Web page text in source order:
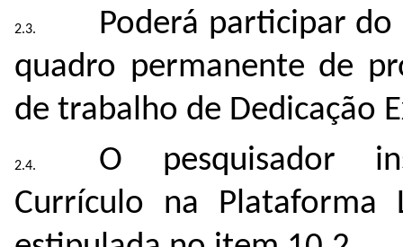
Poderá participar
quadro permanente de
de trabalho de Dedicação
O pesquisador
Currículo na